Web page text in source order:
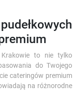
Krakowie to nie tylko
do Twojego
cateringów premium
na różnorodne